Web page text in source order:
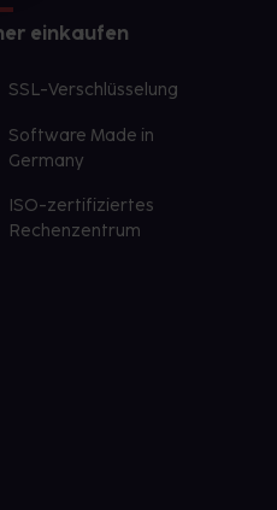
einkaufen
SSL-Verschlüsselung
Software Made in
Germany
ISO-zertifiziertes
Rechenzentrum